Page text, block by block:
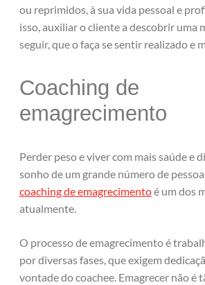
ou reprimidos, à sua vida pessoal e
isso, auxiliar o cliente a descobrir uma
seguir, que o faça se sentir realizado e
Coaching de
emagrecimento
Perder peso e viver com mais saúde e
sonho de um grande número de
coaching de emagrecimentoé um dos
atualmente.
O processo de emagrecimento é
por diversas fases, que exigem
vontade do coachee. Emagrecer não é